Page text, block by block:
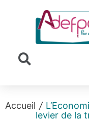
Accueil /
levier de la